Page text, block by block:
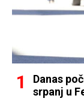
Danas
srpanj u